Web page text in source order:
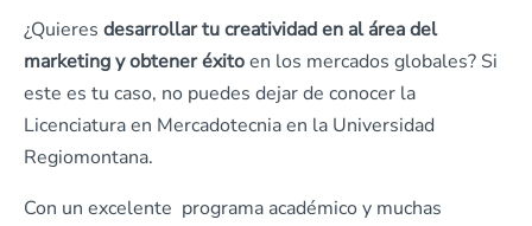
¿Quieres desarrollar tu creatividad en al área del
marketing y obtener éxitoen los mercados globales? Si
este es tu caso, no puedes dejar de conocer la
Licenciatura en Mercadotecnia en la Universidad
Regiomontana.
Con un excelente programa académico y muchas